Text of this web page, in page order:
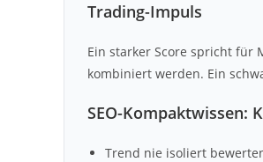
Trading-Impuls
Ein starker Score spricht für
kombiniert werden. Ein
SEO-Kompaktwissen:
Trend nie isoliert